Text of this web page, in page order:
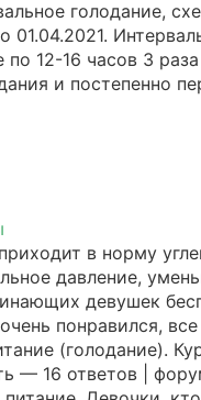
голодание,
01.04.2021.
по 12-16 часов 3
и постепенно
в норму
давление,
девушек
понравился,
(голодание).
— 16 ответов |